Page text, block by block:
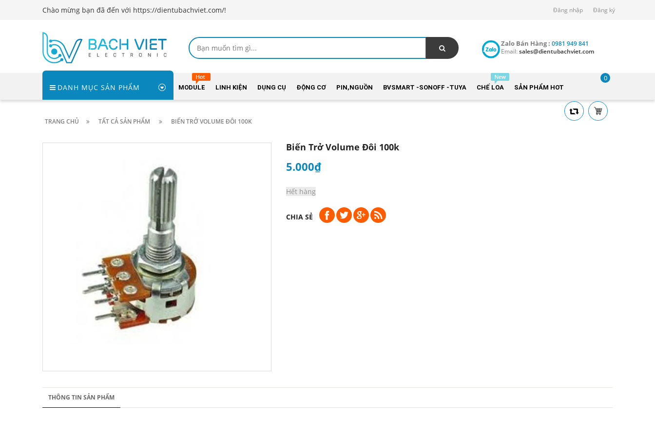
Chào mừng bạn đã đến với https://dientubachviet.com/! Đăng nhập Đăng ký
Zalo Bán Hàng : 0981 949 841
Email: sales@dientubachviet.com
DANH MỤC SẢN PHẨM MODULE LINH KIỆN DỤNG CỤ ĐỘNG CƠ PIN,NGUỒN BVSMART -SONOFF -TUYA CHẾ LOA SẢN PHẨM HOT
0
TRANG CHỦ TẤT CẢ SẢN PHẨM BIẾN TRỞ VOLUME ĐÔI 100K
Biến Trở Volume Đôi 100k
5.000₫
Hết hàng
CHIA SẺ
THÔNG TIN SẢN PHẨM